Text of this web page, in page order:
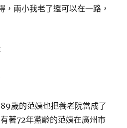
，兩小我老了還可以在一路，
歲的范姨也把養老院當成了
著72年黨齡的范姨在廣州市